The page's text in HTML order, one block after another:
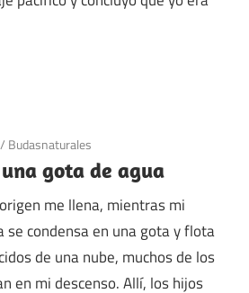
/ Budasnaturales
gota de agua
me llena, mientras mi
se condensa en una gota y flota
de una nube, muchos de los
en mi descenso. Allí, los hijos